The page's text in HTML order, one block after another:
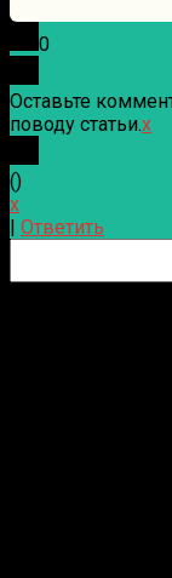
0
Оставьте
поводу статьи.x
()
x
Ответить